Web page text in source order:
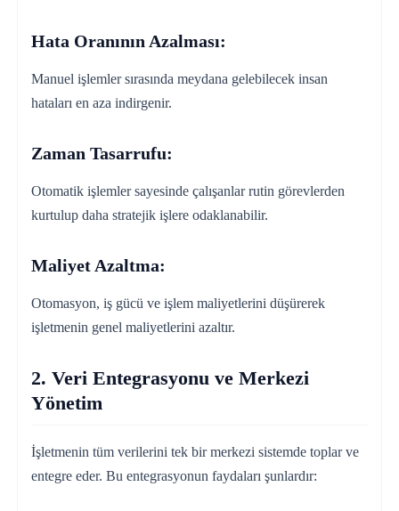
Hata Oranının Azalması:
Manuel işlemler sırasında meydana gelebilecek insan
hataları en aza indirgenir.
Zaman Tasarrufu:
Otomatik işlemler sayesinde çalışanlar rutin görevlerden
kurtulup daha stratejik işlere odaklanabilir.
Maliyet Azaltma:
Otomasyon, iş gücü ve işlem maliyetlerini düşürerek
işletmenin genel maliyetlerini azaltır.
2. Veri Entegrasyonu ve Merkezi
Yönetim
İşletmenin tüm verilerini tek bir merkezi sistemde toplar ve
entegre eder. Bu entegrasyonun faydaları şunlardır: